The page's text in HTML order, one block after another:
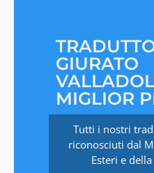
GIURATO
MIGLIOR
Tutti i nostri
riconosciuti dal
Esteri e